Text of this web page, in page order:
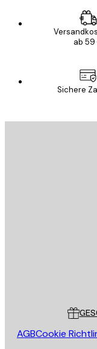
ab 59
Sichere
AGBCookie